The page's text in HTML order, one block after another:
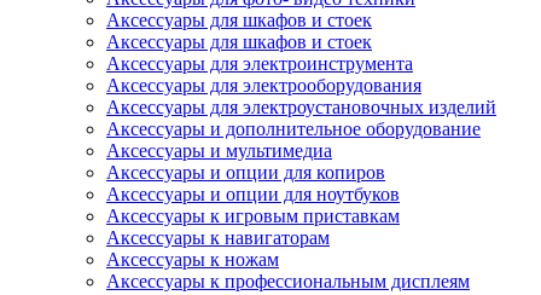
Аксессуары для шкафов и стоек
Аксессуары для шкафов и стоек
Аксессуары для электроинструмента
Аксессуары для электрооборудования
Аксессуары для электроустановочных изделий
Аксессуары и дополнительное оборудование
Аксессуары и мультимедиа
Аксессуары и опции для копиров
Аксессуары и опции для ноутбуков
Аксессуары к игровым приставкам
Аксессуары к навигаторам
Аксессуары к ножам
Аксессуары к профессиональным дисплеям